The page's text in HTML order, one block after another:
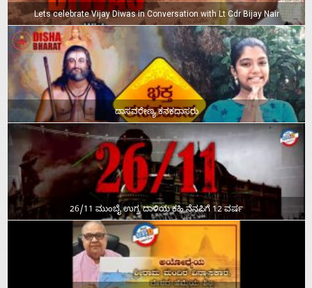
Lets celebrate Vijay Diwas in Conversation with Lt Cdr Bijay Nair
ದಾಸವರೇಣ್ಯ ಕನಕದಾಸರು
26/11 ಮುಂಬೈ ಉಗ್ರ ದಾಳಿಯ ಕಹಿ ನೆನಪಿಗೆ 12 ವರ್ಷ